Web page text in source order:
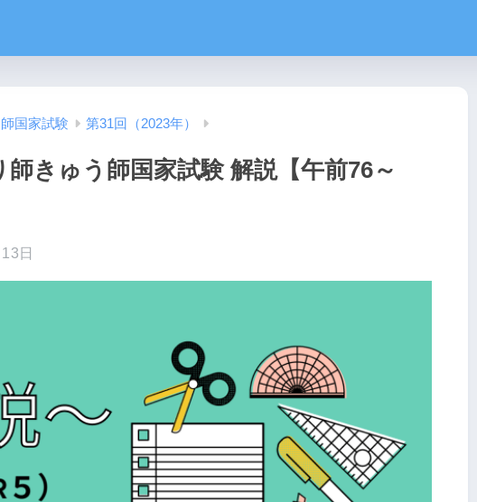
国家試験 第31回（2023年）
きゅう師国家試験 解説【午前76～
日